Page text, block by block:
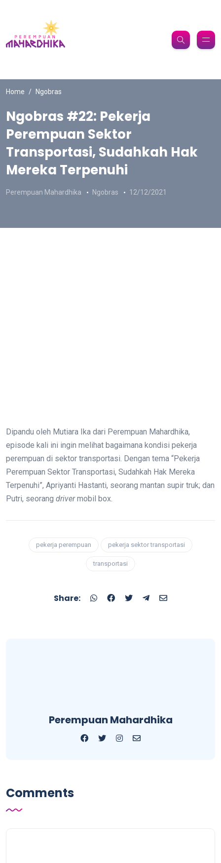
Home Ngobras
Ngobras #22: Pekerja
Perempuan Sektor
Transportasi, Sudahkah Hak
Mereka Terpenuhi
Perempuan Mahardhika Ngobras 12/12/2021
Dipandu oleh Mutiara Ika dari Perempuan Mahardhika,
episode kali ini ingin melihat bagaimana kondisi pekerja
perempuan di sektor transportasi. Dengan tema “Pekerja
Perempuan Sektor Transportasi, Sudahkah Hak Mereka
Terpenuhi”, Apriyanti Hastanti, seorang mantan supir truk; dan
Putri, seorang drivermobil box.
pekerja perempuan pekerja sektor transportasi
transportasi
Share:
Perempuan Mahardhika
Comments